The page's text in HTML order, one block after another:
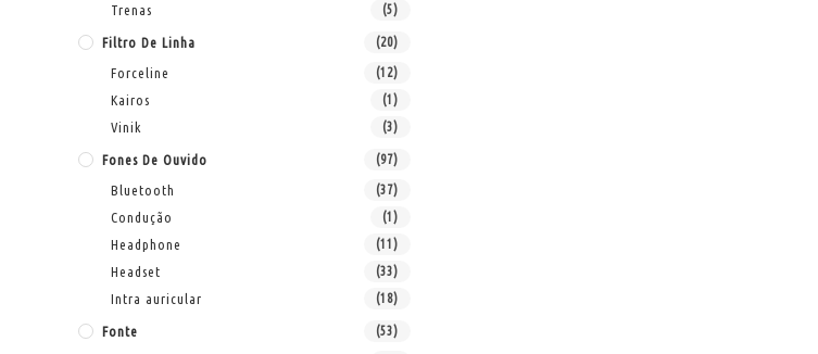
Trenas (5)
Filtro De Linha (20)
Forceline (12)
Kairos (1)
Vinik (3)
Fones De Ouvido (97)
Bluetooth (37)
Condução (1)
Headphone (11)
Headset (33)
Intra auricular (18)
Fonte (53)